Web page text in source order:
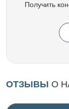
Получить
ОТЗЫВЫ О